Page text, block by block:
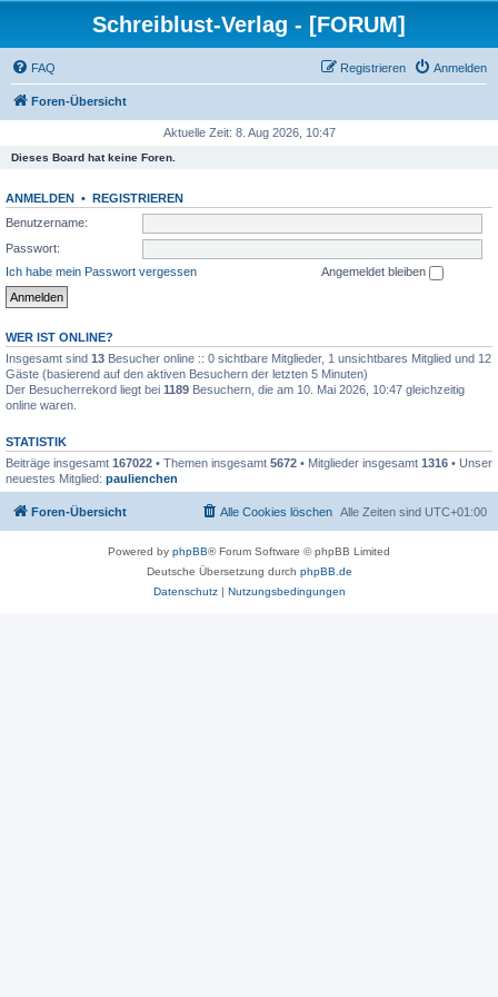
Schreiblust-Verlag - [FORUM]
FAQ Anmelden
Registrieren
Foren-Übersicht
Aktuelle Zeit: 8. Aug 2026, 10:47
Dieses Board hat keine Foren.
ANMELDEN • REGISTRIEREN
Benutzername:
Passwort:
Ich habe mein Passwort vergessen
Angemeldet bleiben
WER IST ONLINE?
Insgesamt sind 13 Besucher online :: 0 sichtbare Mitglieder, 1 unsichtbares Mitglied und 12
Gäste (basierend auf den aktiven Besuchern der letzten 5 Minuten)
Der Besucherrekord liegt bei 1189 Besuchern, die am 10. Mai 2026, 10:47 gleichzeitig
online waren.
STATISTIK
Beiträge insgesamt 167022 • Themen insgesamt 5672 • Mitglieder insgesamt 1316 • Unser
neuestes Mitglied: paulienchen
Foren-Übersicht Alle Zeiten sind UTC+01:00
Alle Cookies löschen
Powered by phpBB® Forum Software © phpBB Limited
Deutsche Übersetzung durch phpBB.de
Datenschutz| Nutzungsbedingungen